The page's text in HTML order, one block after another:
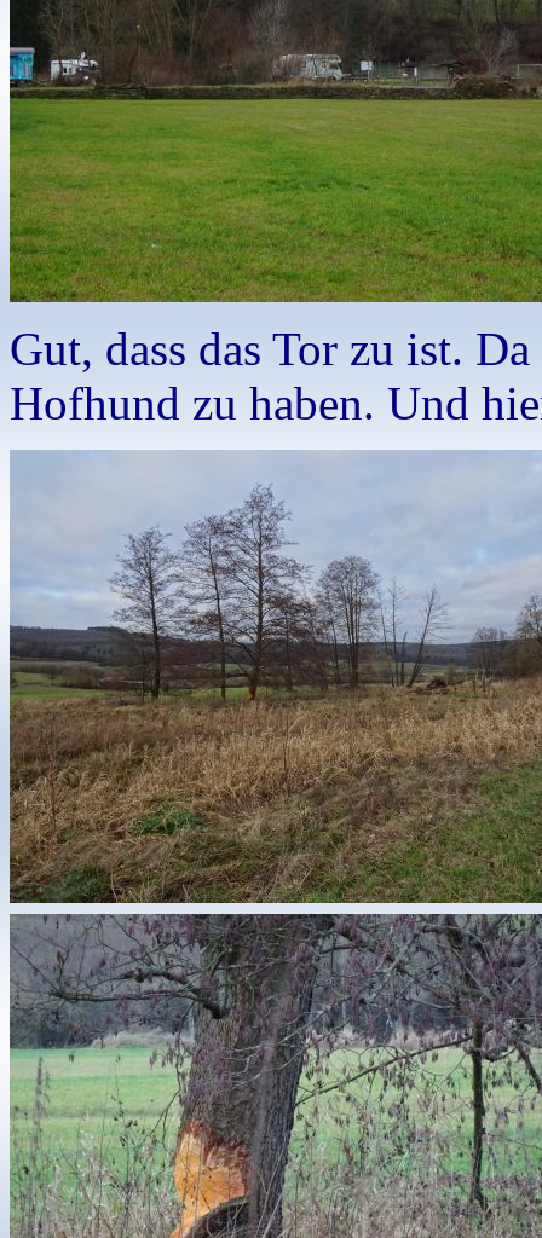
Gut, dass das Tor zu ist.
Hofhund zu haben. Und